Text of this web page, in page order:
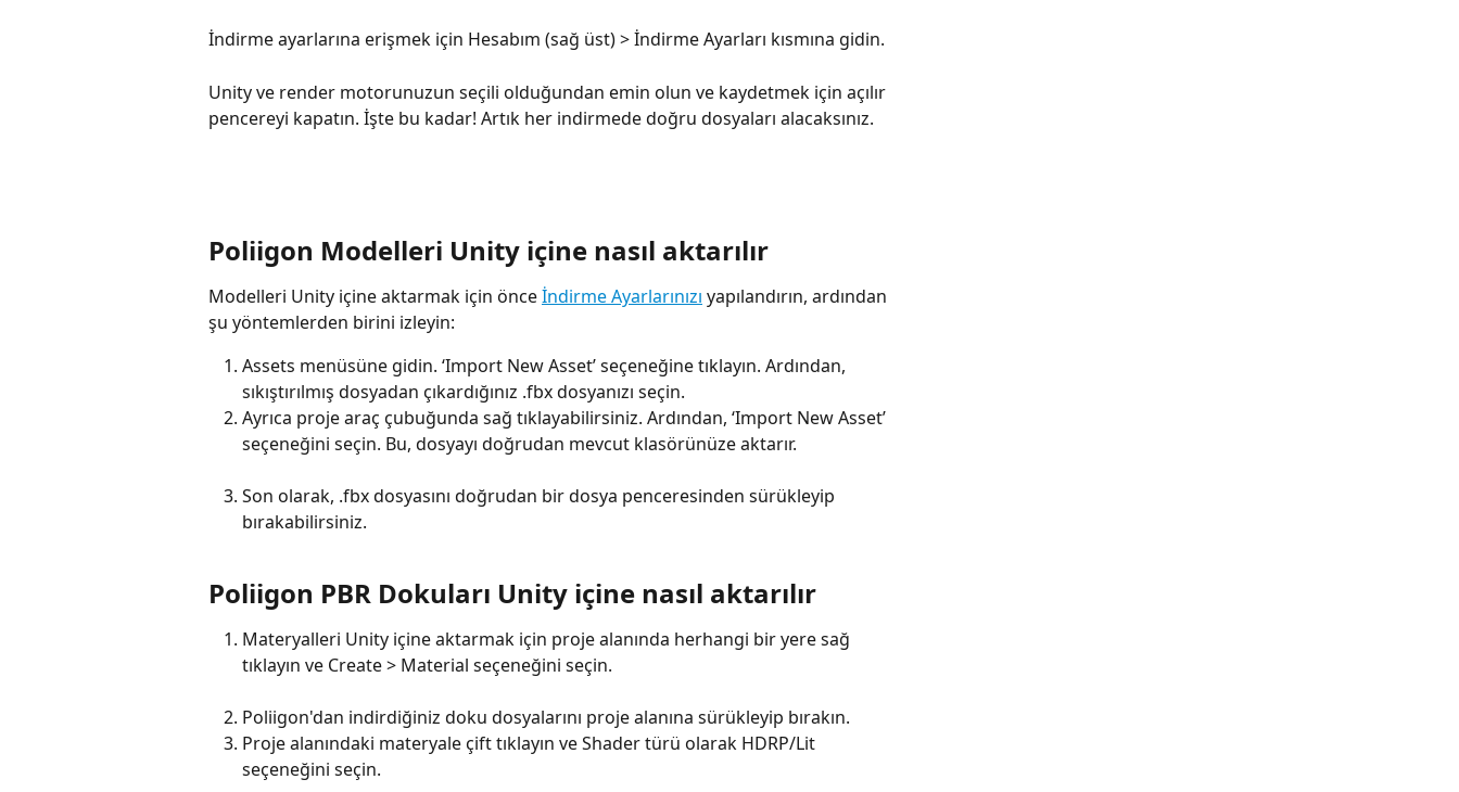
İndirme ayarlarına erişmek için Hesabım (sağ üst) > İndirme Ayarları kısmına gidin.
Unity ve render motorunuzun seçili olduğundan emin olun ve kaydetmek için açılır
pencereyi kapatın. İşte bu kadar! Artık her indirmede doğru dosyaları alacaksınız.
Poliigon Modelleri Unity içine nasıl aktarılır
Modelleri Unity içine aktarmak için önce İndirme Ayarlarınızı yapılandırın, ardından
şu yöntemlerden birini izleyin:
Assets menüsüne gidin. ‘Import New Asset’ seçeneğine tıklayın. Ardından,
sıkıştırılmış dosyadan çıkardığınız .fbx dosyanızı seçin.
Ayrıca proje araç çubuğunda sağ tıklayabilirsiniz. Ardından, ‘Import New Asset’
seçeneğini seçin. Bu, dosyayı doğrudan mevcut klasörünüze aktarır.
Son olarak, .fbx dosyasını doğrudan bir dosya penceresinden sürükleyip
bırakabilirsiniz.
Poliigon PBR Dokuları Unity içine nasıl aktarılır
Materyalleri Unity içine aktarmak için proje alanında herhangi bir yere sağ
tıklayın ve Create > Material seçeneğini seçin.
Poliigon'dan indirdiğiniz doku dosyalarını proje alanına sürükleyip bırakın.
Proje alanındaki materyale çift tıklayın ve Shader türü olarak HDRP/Lit
seçeneğini seçin.